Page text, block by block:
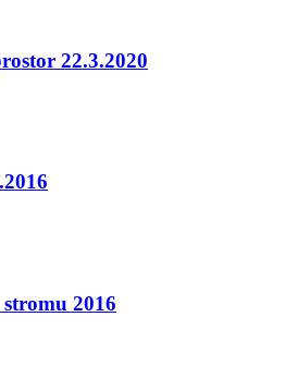
22.3.2020
2016